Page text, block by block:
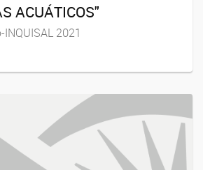
ACUÁTICOS"
2021